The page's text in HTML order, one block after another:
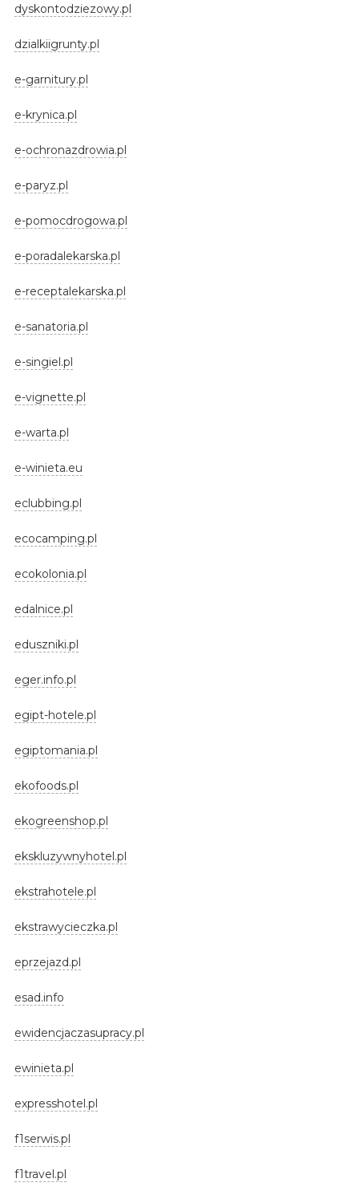
dyskontodziezowy.pl
dzialkiigrunty.pl
e-garnitury.pl
e-krynica.pl
e-ochronazdrowia.pl
e-paryz.pl
e-pomocdrogowa.pl
e-poradalekarska.pl
e-receptalekarska.pl
e-sanatoria.pl
e-singiel.pl
e-vignette.pl
e-warta.pl
e-winieta.eu
eclubbing.pl
ecocamping.pl
ecokolonia.pl
edalnice.pl
eduszniki.pl
eger.info.pl
egipt-hotele.pl
egiptomania.pl
ekofoods.pl
ekogreenshop.pl
ekskluzywnyhotel.pl
ekstrahotele.pl
ekstrawycieczka.pl
eprzejazd.pl
esad.info
ewidencjaczasupracy.pl
ewinieta.pl
expresshotel.pl
f1serwis.pl
f1travel.pl